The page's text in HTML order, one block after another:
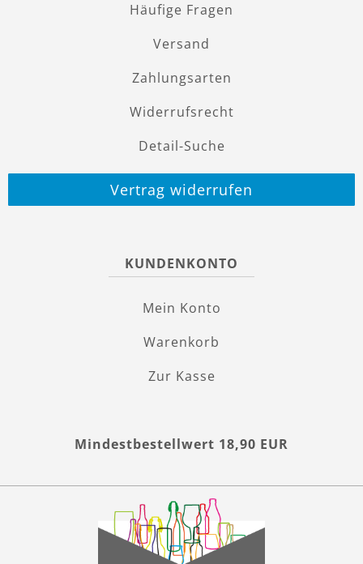
Häufige Fragen
Versand
Zahlungsarten
Widerrufsrecht
Detail-Suche
Vertrag widerrufen
KUNDENKONTO
Mein Konto
Warenkorb
Zur Kasse
Mindestbestellwert 18,90 EUR